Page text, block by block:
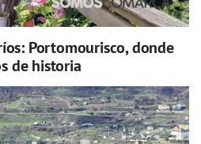
Portomourisco, donde
de historia